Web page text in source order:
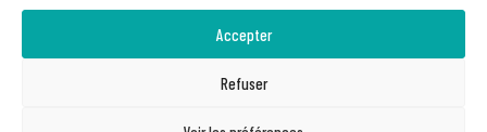
Accepter
Refuser
Pause vélo 18 avril | Atelier vélo Pause vélo mardi 23 mai | Atelier
vélo participatif